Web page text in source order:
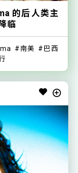
的后人类主
临
南美
巴西